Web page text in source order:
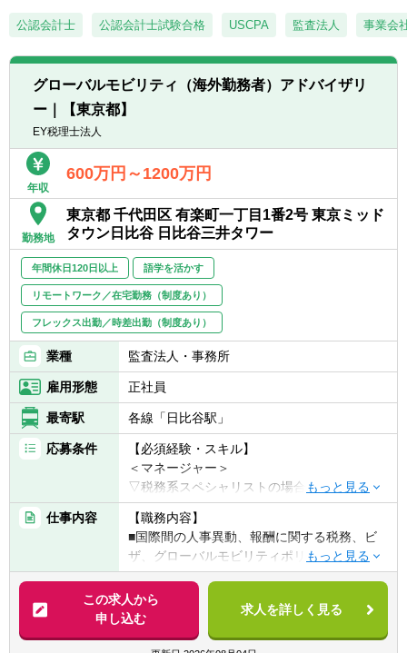
■公認会計士又は税理士の資格を有している
こと
【歓迎経験・スキル】
＜マネージャー＞
■英語力（TOEIC800点以上）があれば尚可
■ストラクチャーを自ら設計し、かつ、提案
したことのある経験があれば尚可
＜シニア＞
■英語力（TOEIC800点以上）があれば尚可
■Big 4・国内大手会計事務所での業務経験が
あれば尚可
■資産税業務の実務経験があれば尚可
【具体的には】
■財産承継/事業承継のスキームの立案・実行
に関するアドバイザリー業務
■公益法人に係るアドバイザリー業務財産承
リー業務
■法人税・所得税・相続税・贈与税に係るコ
公認会計士 公認会計士試験合格 USCPA 監査法人 事業会
グローバルモビリティ（海外勤務者）アドバイザリ
ー｜【東京都】
EY税理士法人
年収
600万円～1200万円
勤務地
東京都 千代田区 有楽町一丁目1番2号 東京ミッド
タウン日比谷 日比谷三井タワー
年間休日120日以上 語学を活かす
リモートワーク／在宅勤務（制度あり）
フレックス出勤／時差出勤（制度あり）
業種 監査法人・事務所
雇用形態 正社員
最寄駅 各線「日比谷駅」
応募条件
【必須経験・スキル】
＜マネージャー＞
▽税務系スペシャリストの場合
■BIG4等大手税理士法人等においてモビリテ
ィ（国際間人事異動）に関する税務知識があ
る方モビリティ（国際間人材異動）に関する
税務知識・アドバイザリー業務経験
■所得税、法人税、租税条約や国際税務の知
識又は経験
■クライアントへの提案書、意見書の作成経
験
仕事内容
【職務内容】
■国際間の人事異動、報酬に関する税務、ビ
ザ、グローバルモビリティポリシー（海外間
異動ポリシー）、海外赴任者給与制度の構築
等、グローバル企業に対する総合的な国際間
人事異動に関するサービスの提供
この求人から
申し込む
求人を詳しく見る